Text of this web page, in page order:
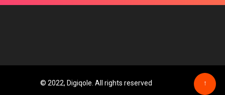
© 2022, Digiqole. All rights reserved ↑